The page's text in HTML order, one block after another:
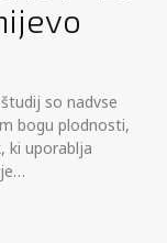
so nadvse
bogu plodnosti,
ki uporablja